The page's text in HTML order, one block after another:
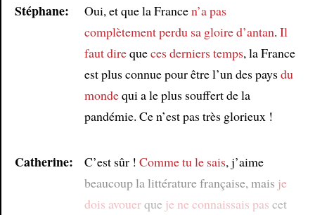
Stéphane: Oui, et que la Francen’a pas
complètement perdu sa gloire d’antan. Il
faut direqueces derniers temps, la France
est plus connue pour être l’un des paysdu
mondequi a le plus souffert de la
pandémie. Ce n’est pas très glorieux !
Catherine: C’est sûr ! Comme tu le sais, j’aime
beaucoup la littérature française, mais je
dois avouerque je ne connaissais pas cet